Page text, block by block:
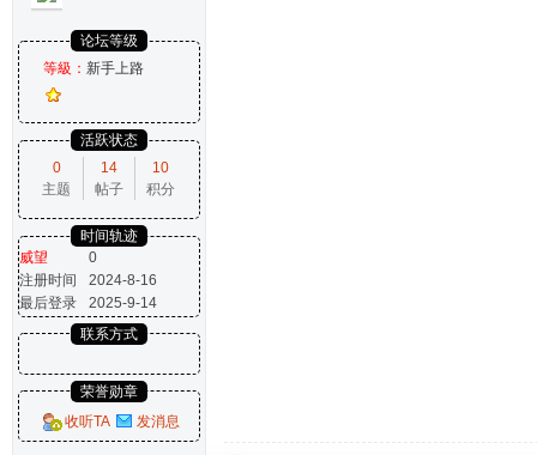
论坛等级
等級： 新手上路
活跃状态
0
主题
14
帖子
10
积分
时间轨迹
威望
0
注册时间
2024-8-16
最后登录
2025-9-14
联系方式
荣誉勋章
收听TA
发消息